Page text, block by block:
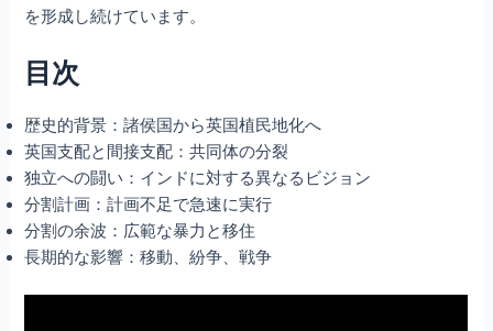
を形成し続けています。
目次
歴史的背景：諸侯国から英国植民地化へ
英国支配と間接支配：共同体の分裂
独立への闘い：インドに対する異なるビジョン
分割計画：計画不足で急速に実行
分割の余波：広範な暴力と移住
長期的な影響：移動、紛争、戦争